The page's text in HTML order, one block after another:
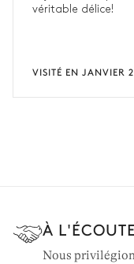
véritable délice!
VISITÉ EN JANVIER
À
Nous